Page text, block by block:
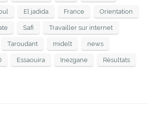
El jadida France Orientation
Safi Travailler sur internet
Taroudant midelt news
Essaouira Inezgane Résultats